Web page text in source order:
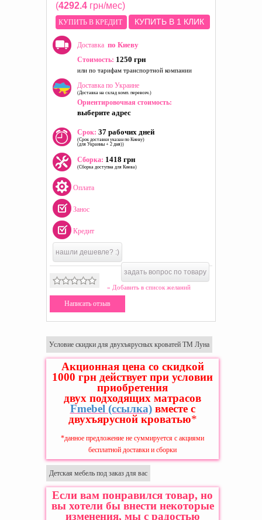
(4292.4 грн/мес)
КУПИТЬ В КРЕДИТ КУПИТЬ В 1 КЛИК
Доставка по Киеву
Стоимость: 1250 грн
или по тарифам транспортной компании
Доставка по Украине
(Доставка на склад комп. перевозч.)
Ориентировочная стоимость:
выберите адрес
Срок: 37 рабочих дней
(Срок доставки указан по Киеву)
(для Украины + 2 дня))
Сборка: 1418 грн
(Сборка доступна для Киева)
Оплата
Занос
Кредит
нашли дешевле? :)
задать вопрос по товару
» Добавить в список желаний
Написать отзыв
Условие скидки для двухъярусных кроватей ТМ Луна
Акционная цена со скидкой
1000 грн действует при условии
приобретения
двух подходящих матрасов
Fmebel(ссылка)вместе с
двухъярусной кроватью*
*данное предложение не суммируется с акциями
бесплатной доставки и сборки
Детская мебель под заказ для вас
Если вам понравился товар, но
вы хотели бы внести некоторые
изменения, мы с радостью